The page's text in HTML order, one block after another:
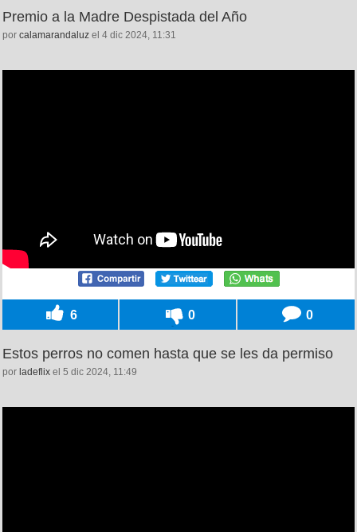
Premio a la Madre Despistada del Año
por calamarandaluz el 4 dic 2024, 11:31
6 0 0
Estos perros no comen hasta que se les da permiso
por ladeflix el 5 dic 2024, 11:49